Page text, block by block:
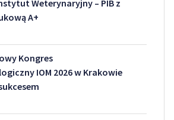
Weterynaryjny – PIB z
A+
Kongres
IOM 2026 w Krakowie